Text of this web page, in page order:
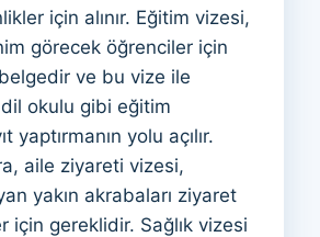
için alınır. Eğitim vizesi,
görecek öğrenciler için
ve bu vize ile
okulu gibi eğitim
yaptırmanın yolu açılır.
aile ziyareti vizesi,
yakın akrabaları ziyaret
için gereklidir. Sağlık vizesi